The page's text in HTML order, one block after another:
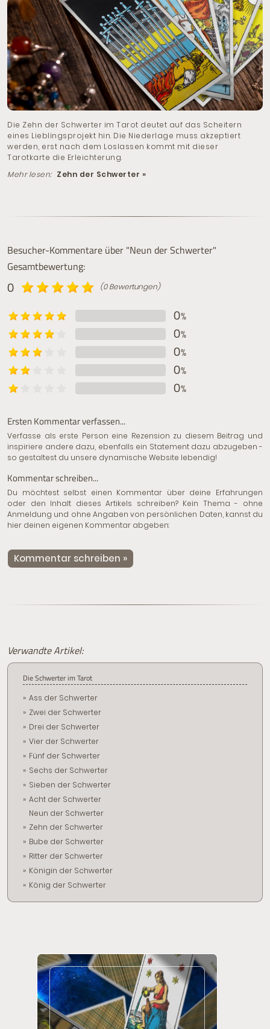
Die Zehn der Schwerter im Tarot deutet auf das Scheitern
eines Lieblingsprojekt hin. Die Niederlage muss akzeptiert
werden, erst nach dem Loslassen kommt mit dieser
Tarotkarte die Erleichterung.
Mehr lesen: Zehn der Schwerter »
Besucher-Kommentare über "Neun der Schwerter"
Gesamtbewertung:
0 (0 Bewertungen)
0%
0%
0%
0%
0%
Ersten Kommentar verfassen...
Verfasse als erste Person eine Rezension zu diesem Beitrag und
inspiriere andere dazu, ebenfalls ein Statement dazu abzugeben -
so gestaltest du unsere dynamische Website lebendig!
Kommentar schreiben...
Du möchtest selbst einen Kommentar über deine Erfahrungen
oder den Inhalt dieses Artikels schreiben? Kein Thema - ohne
Anmeldung und ohne Angaben von persönlichen Daten, kannst du
hier deinen eigenen Kommentar abgeben:
Kommentar schreiben »
Verwandte Artikel:
Die Schwerter im Tarot
Ass der Schwerter
Zwei der Schwerter
Drei der Schwerter
Vier der Schwerter
Fünf der Schwerter
Sechs der Schwerter
Sieben der Schwerter
Acht der Schwerter
Neun der Schwerter
Zehn der Schwerter
Bube der Schwerter
Ritter der Schwerter
Königin der Schwerter
König der Schwerter